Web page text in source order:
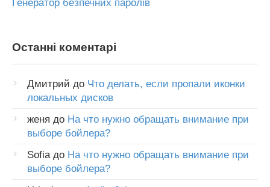
Генератор безпечних паролів
Останні коментарі
Дмитрий до Что делать, если пропали иконки
локальных дисков
женя до На что нужно обращать внимание при
выборе бойлера?
Sofia до На что нужно обращать внимание при
выборе бойлера?